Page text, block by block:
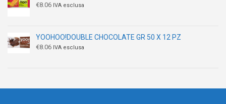
€8.06 IVA esclusa
YOOHOO!DOUBLE CHOCOLATE GR 50 X 12 PZ
€8.06 IVA esclusa